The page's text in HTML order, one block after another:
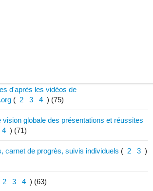
matériel
d'après les vidéos de
( 2 3 4 ) (75)
vision globale des présentations et réussites
4 ) (71)
carnet de progrès, suivis individuels ( 2 3 )
2 3 4 ) (63)